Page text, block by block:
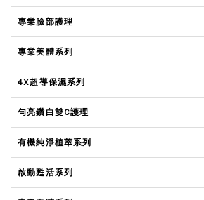
專業臉部護理
專業美體系列
4X超導保濕系列
勻亮鑽白雙C護理
有機純淨植萃系列
啟動甦活系列